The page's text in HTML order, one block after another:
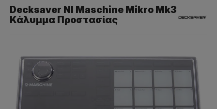
Decksaver NI Maschine Mikro Mk3
Κάλυμμα Προστασίας